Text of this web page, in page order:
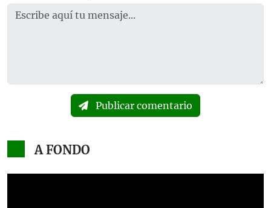
Publicar comentario
A FONDO